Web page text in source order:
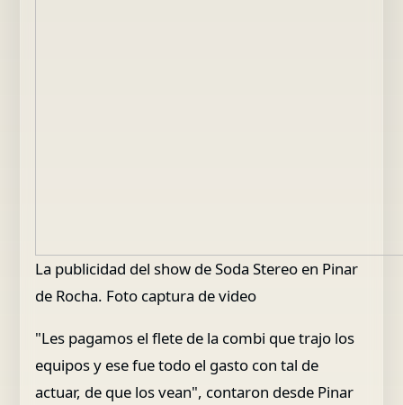
La publicidad del show de Soda Stereo en Pinar
de Rocha. Foto captura de video
"Les pagamos el flete de la combi que trajo los
equipos y ese fue todo el gasto con tal de
actuar, de que los vean", contaron desde Pinar